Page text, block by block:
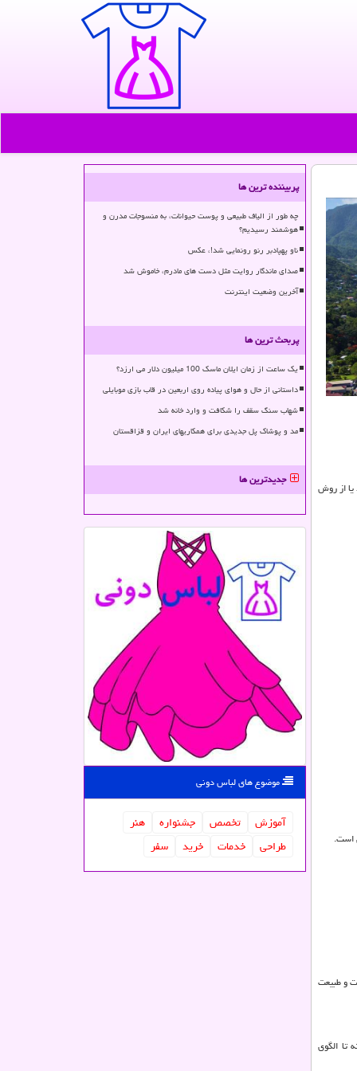
یا از روش
است.
و طبیعت
داشته تا الگوی
پربیننده ترین ها
چه طور از الیاف طبیعی و پوست حیوانات، به منسوجات مدرن و
هوشمند رسیدیم؟
ناو پهپادبر رنو رونمایی شد!، عکس
صدای ماندگار روایت مثل دست های مادرم، خاموش شد
آخرین وضعیت اینترنت
پربحث ترین ها
یک ساعت از زمان ایلان ماسک 100 میلیون دلار می ارزد؟
داستانی از حال و هوای پیاده روی اربعین در قاب بازی موبایلی
شهاب سنگ سقف را شکافت و وارد خانه شد
مد و پوشاک پل جدیدی برای همکاریهای ایران و قزاقستان
جدیدترین ها
موضوع های لباس دونی
آموزش تخصص جشنواره
هنر
طراحی
خدمات خرید سفر